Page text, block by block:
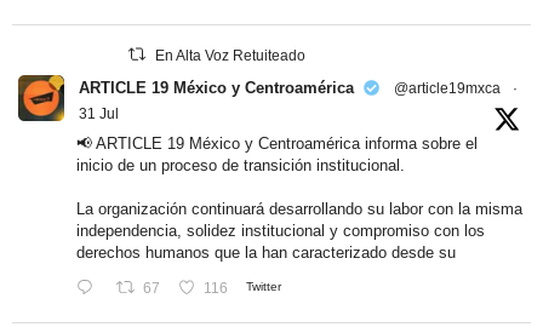
En Alta Voz Retuiteado
ARTICLE 19 México y Centroamérica @article19mxca
·
31 Jul
📢 ARTICLE 19 México y Centroamérica informa sobre el
inicio de un proceso de transición institucional.
La organización continuará desarrollando su labor con la misma
independencia, solidez institucional y compromiso con los
derechos humanos que la han caracterizado desde su
67 116 Twitter